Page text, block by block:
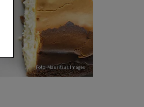
Foto: Mauritius Images